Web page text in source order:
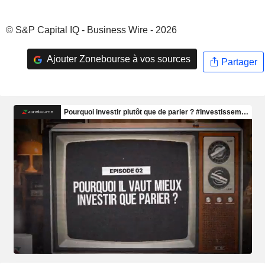
© S&P Capital IQ - Business Wire - 2026
Ajouter Zonebourse à vos sources Partager